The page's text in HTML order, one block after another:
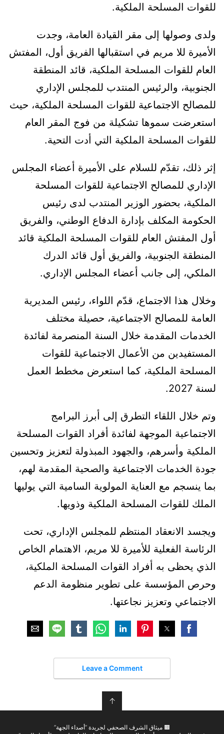
للقوات المسلحة الملكية.
ولدى وصولها إلى مقر القيادة العامة، وجدت
الأميرة للا مريم في استقبالها الفريق أول، المفتش
العام للقوات المسلحة الملكية، قائد المنطقة
الجنوبية، والرئيس المنتدب للمجلس الإداري
للمصالح الاجتماعية للقوات المسلحة الملكية، حيث
استعرضت سموها تشكيلة من فوج المقر العام
للقوات المسلحة الملكية التي أدت التحية.
إثر ذلك، تقدّم للسلام على الأميرة أعضاء المجلس
الإداري للمصالح الاجتماعية للقوات المسلحة
الملكية، بحضور الوزير المنتدب لدى رئيس
الحكومة المكلف بإدارة الدفاع الوطني، والفريق
أول المفتش العام للقوات المسلحة الملكية قائد
المنطقة الجنوبية، والفريق أول قائد الدرك
الملكي، إلى جانب أعضاء المجلس الإداري.
وخلال هذا الاجتماع، قدّم اللواء، رئيس المديرية
العامة للمصالح الاجتماعية، حصيلة مختلف
الخدمات المقدمة خلال السنة المنصرمة لفائدة
المستفيدين من الأعمال الاجتماعية للقوات
المسلحة الملكية، كما استعرض مخطط العمل
لسنة 2027.
وتم خلال اللقاء التطرق إلى أبرز البرامج
الاجتماعية الموجهة لفائدة أفراد القوات المسلحة
الملكية وأسرهم، والجهود المبذولة لتعزيز وتحسين
جودة الخدمات الاجتماعية والصحية المقدمة لهم،
بما ينسجم مع العناية المولوية السامية التي يوليها
الملك للقوات المسلحة الملكية وذويها.
ويجسد الانعقاد المنتظم للمجلس الإداري، تحت
الرئاسة الفعلية للأميرة للا مريم، الاهتمام الخاص
الذي يحظى به أفراد القوات المسلحة الملكية،
وحرص المؤسسة على تطوير منظومة الدعم
الاجتماعي وتعزيز نجاعتها.
Leave a Comment
↑
🟫 ميثاق الشرف الصحفي لجريدة “أصداء الجهة”